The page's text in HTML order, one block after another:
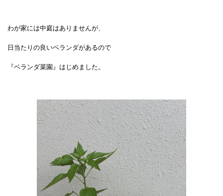
わが家には中庭はありませんが、
日当たりの良いベランダがあるので
『ベランダ菜園』はじめました。